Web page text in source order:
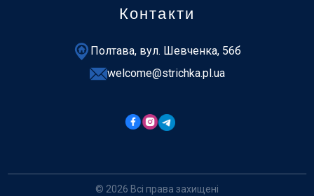
Контакти
Полтава, вул. Шевченка, 56б
welcome@strichka.pl.ua
© 2026 Всі права захищені